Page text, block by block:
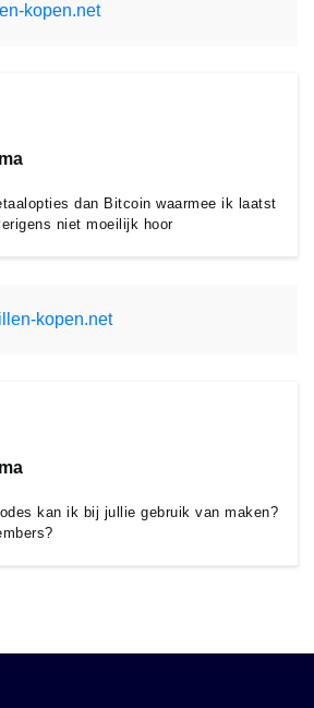
kopen.net
dan Bitcoin waarmee ik laatst
niet moeilijk hoor
kopen.net
kan ik bij jullie gebruik van maken?